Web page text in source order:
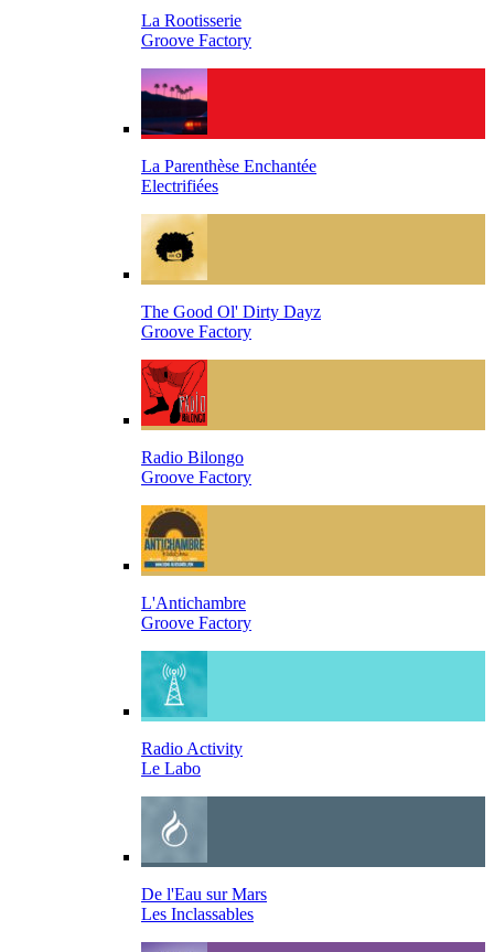
La Rootisserie
Groove Factory
La Parenthèse Enchantée
Electrifiées
The Good Ol' Dirty Dayz
Groove Factory
Radio Bilongo
Groove Factory
L'Antichambre
Groove Factory
Radio Activity
Le Labo
De l'Eau sur Mars
Les Inclassables